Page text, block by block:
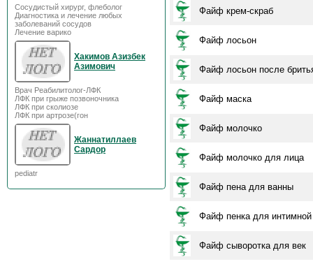
Сосудистый хирург, флеболог
Диагностика и лечение любых
заболеваний сосудов
Лечение варико
Хакимов Азизбек
Азимович
Врач Реабилитолог-ЛФК
ЛФК при грыже позвоночника
ЛФК при сколиозе
ЛФК при артрозе(гон
Жаннатиллаев
Сардор
pediatr
Файф крем-скраб
Файф лосьон
Файф лосьон после
Файф маска
Файф молочко
Файф молочко для лица
Файф пена для ванны
Файф пенка для интимной
Файф сыворотка для век